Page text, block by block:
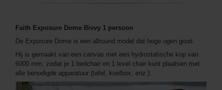
Faith Exposure Dome Bivvy 1 persoon
De Exposure Dome is een allround model dat hoge ogen gooit.
Hij is gemaakt van een canvas met een hydrostatische kop van
6000 mm, zodat je 1 bedchair en 1 level chair kunt plaatsen met
alle benodigde apparatuur (tafel, koelbox, enz.).